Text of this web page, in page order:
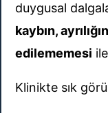
duygusal
kaybın,
edilememesi
Klinikte sık